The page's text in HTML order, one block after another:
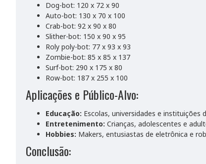
Dog-bot: 120 x 72 x 90
Auto-bot: 130 x 70 x 100
Crab-bot: 92 x 90 x 80
Slither-bot: 150 x 90 x 95
Roly poly-bot: 77 x 93 x 93
Zombie-bot: 85 x 85 x 137
Surf-bot: 290 x 175 x 80
Row-bot: 187 x 255 x 100
Aplicações e Público-Alvo:
Educação: Escolas, universidades e instituições
Entretenimento: Crianças, adolescentes e
Hobbies: Makers, entusiastas de eletrônica e
Conclusão: